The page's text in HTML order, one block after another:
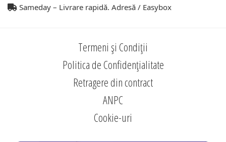
Sameday – Livrare rapidă. Adresă / Easybox
Termeni și Condiții
Politica de Confidențialitate
Retragere din contract
ANPC
Cookie-uri